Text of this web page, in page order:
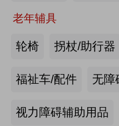
老年辅具
轮椅 拐杖/助行器
福祉车/配件 无障
视力障碍辅助用品
展
来源:养老福祉圈
焕新
友好